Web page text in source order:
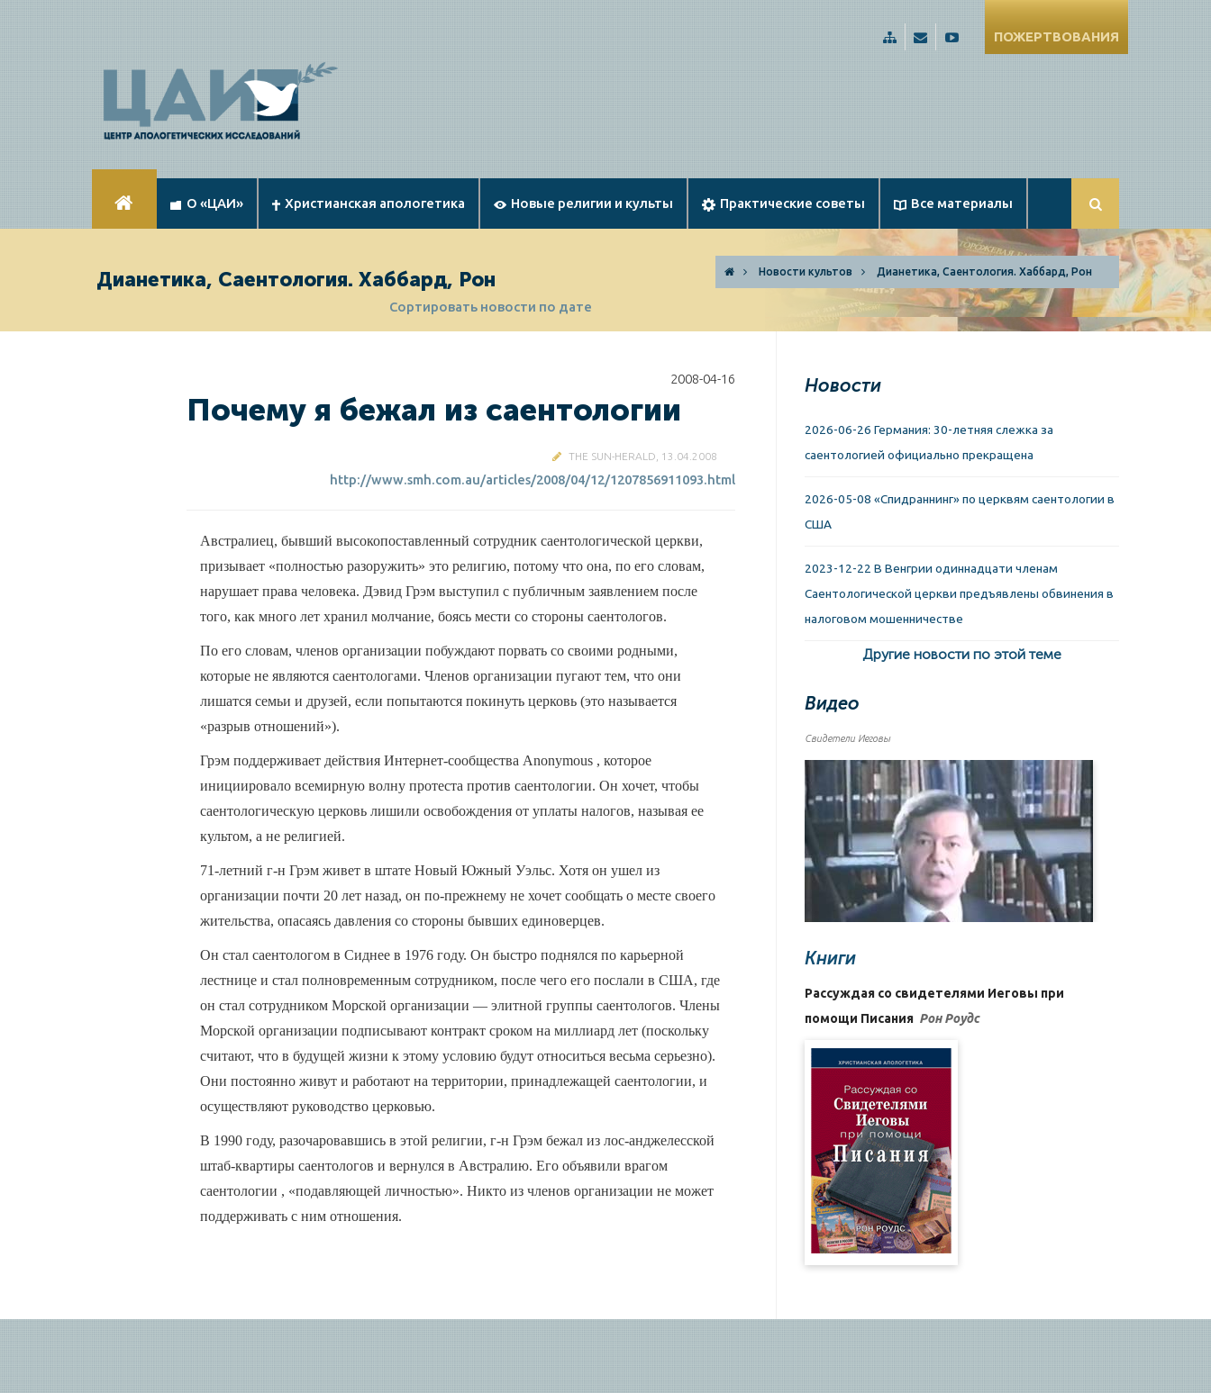
ПОЖЕРТВОВАНИЯ
О «ЦАИ» Христианская апологетика Новые религии и культы Практические советы Все материалы
Дианетика, Саентология. Хаббард, Рон
Сортировать новости по дате
Новости культов Дианетика, Саентология. Хаббард, Рон
2008-04-16
Почему я бежал из саентологии
THE SUN-HERALD, 13.04.2008
http://www.smh.com.au/articles/2008/04/12/1207856911093.html
Австралиец, бывший высокопоставленный сотрудник саентологической церкви,
призывает «полностью разоружить» это религию, потому что она, по его словам,
нарушает права человека. Дэвид Грэм выступил с публичным заявлением после
того, как много лет хранил молчание, боясь мести со стороны саентологов.
По его словам, членов организации побуждают порвать со своими родными,
которые не являются саентологами. Членов организации пугают тем, что они
лишатся семьи и друзей, если попытаются покинуть церковь (это называется
«разрыв отношений»).
Грэм поддерживает действия Интернет-сообщества Anonymous , которое
инициировало всемирную волну протеста против саентологии. Он хочет, чтобы
саентологическую церковь лишили освобождения от уплаты налогов, называя ее
культом, а не религией.
71-летний г-н Грэм живет в штате Новый Южный Уэльс. Хотя он ушел из
организации почти 20 лет назад, он по-прежнему не хочет сообщать о месте своего
жительства, опасаясь давления со стороны бывших единоверцев.
Он стал саентологом в Сиднее в 1976 году. Он быстро поднялся по карьерной
лестнице и стал полновременным сотрудником, после чего его послали в США, где
он стал сотрудником Морской организации — элитной группы саентологов. Члены
Морской организации подписывают контракт сроком на миллиард лет (поскольку
считают, что в будущей жизни к этому условию будут относиться весьма серьезно).
Они постоянно живут и работают на территории, принадлежащей саентологии, и
осуществляют руководство церковью.
В 1990 году, разочаровавшись в этой религии, г-н Грэм бежал из лос-анджелесской
штаб-квартиры саентологов и вернулся в Австралию. Его объявили врагом
саентологии , «подавляющей личностью». Никто из членов организации не может
поддерживать с ним отношения.
Новости
2026-06-26 Германия: 30-летняя слежка за
саентологией официально прекращена
2026-05-08 «Спидраннинг» по церквям саентологии в
США
2023-12-22 В Венгрии одиннадцати членам
Саентологической церкви предъявлены обвинения в
налоговом мошенничестве
Другие новости по этой теме
Видео
Свидетели Иеговы
Книги
Рассуждая со свидетелями Иеговы при
помощи Писания Рон Роудс